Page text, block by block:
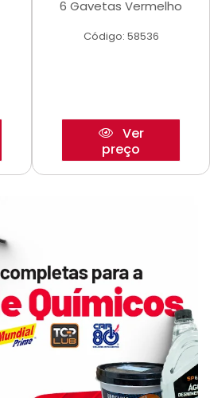
6 Gavetas Vermelho
Código: 58536
Ver
preço